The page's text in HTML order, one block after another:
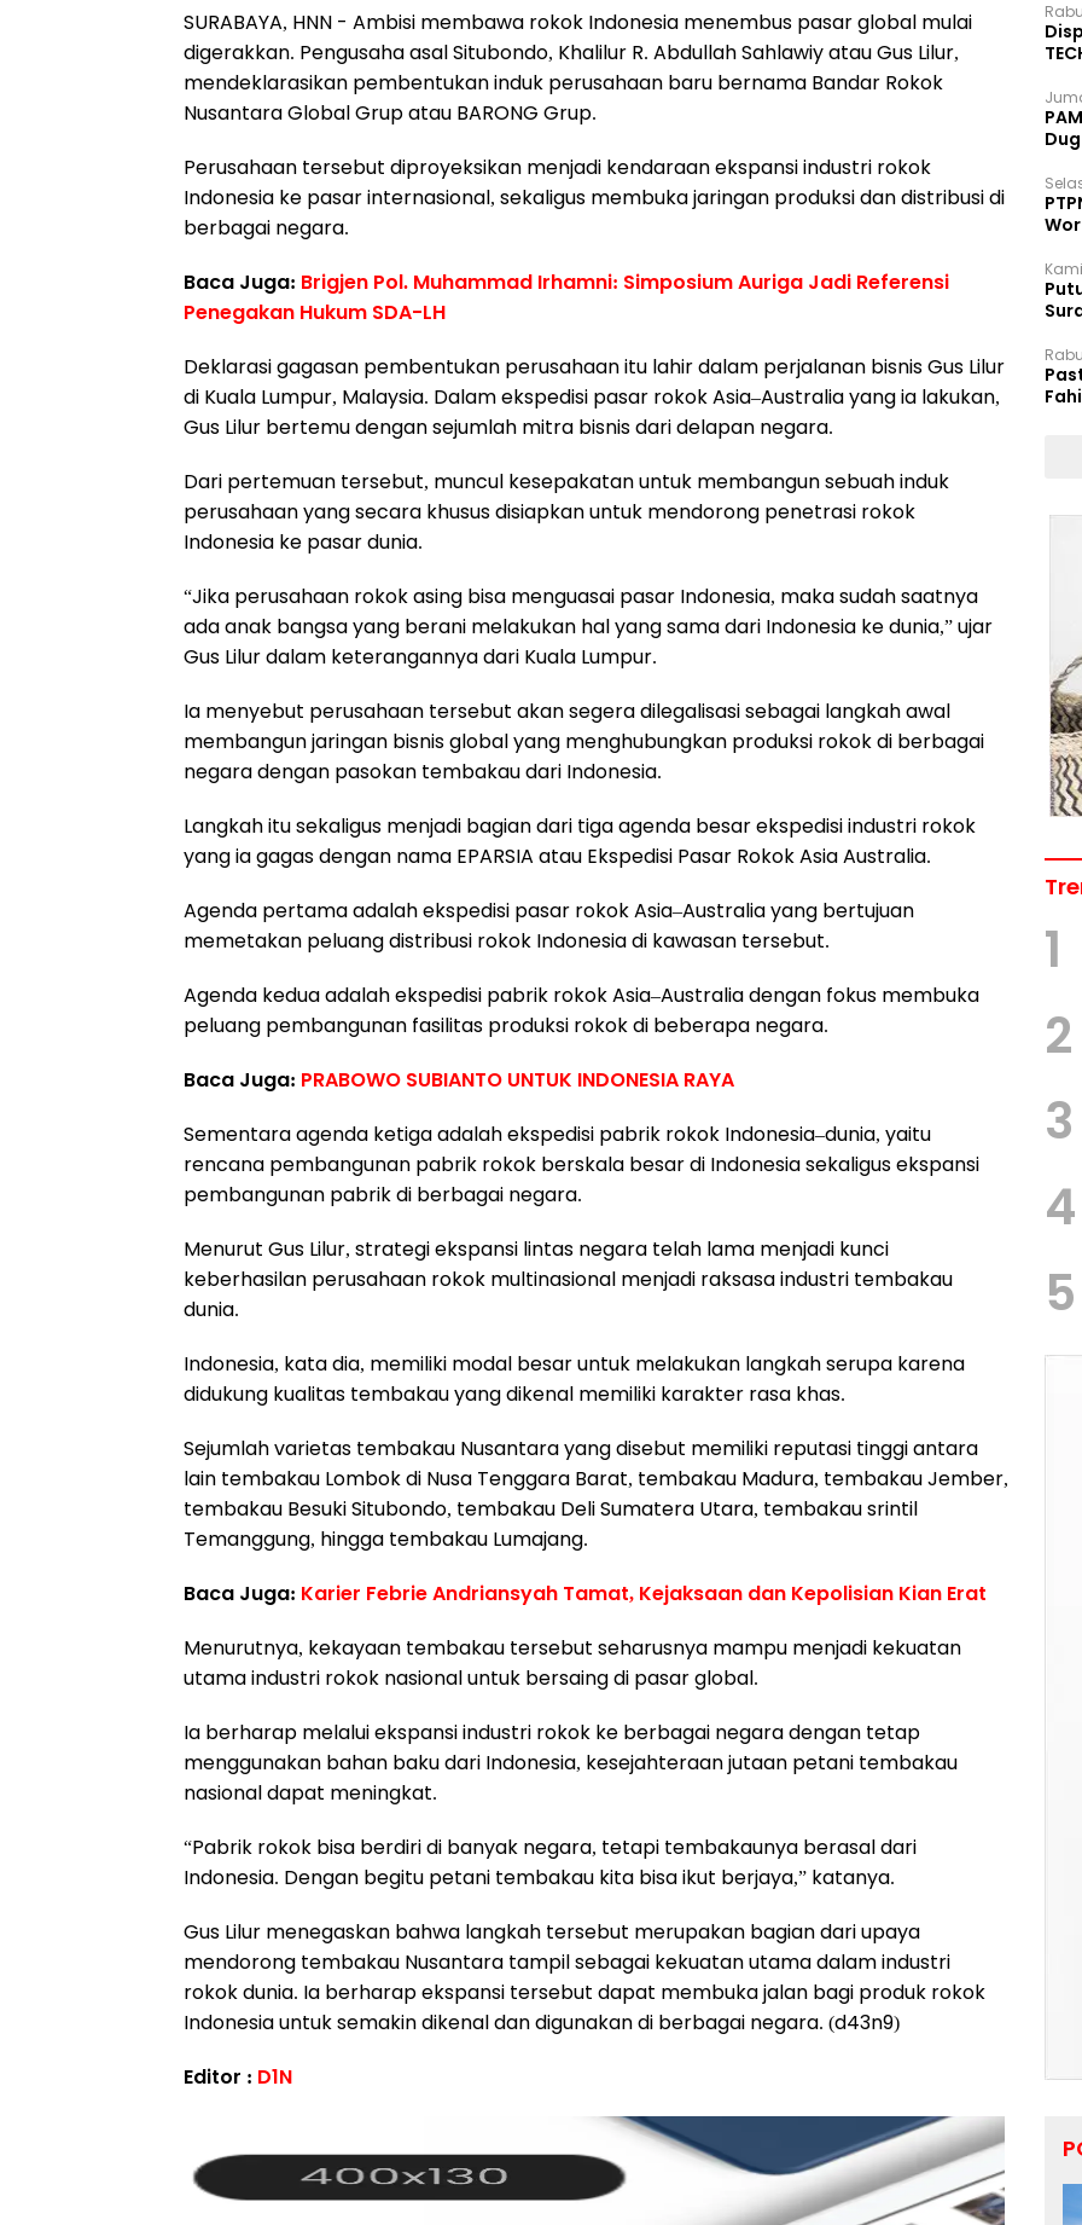
SURABAYA, HNN - Ambisi membawa rokok Indonesia menembus pasar global mulai
digerakkan. Pengusaha asal Situbondo, Khalilur R. Abdullah Sahlawiy atau Gus Lilur,
mendeklarasikan pembentukan induk perusahaan baru bernama Bandar Rokok
Nusantara Global Grup atau BARONG Grup.
Perusahaan tersebut diproyeksikan menjadi kendaraan ekspansi industri rokok
Indonesia ke pasar internasional, sekaligus membuka jaringan produksi dan distribusi di
berbagai negara.
Baca Juga: Brigjen Pol. Muhammad Irhamni: Simposium Auriga Jadi Referensi
Penegakan Hukum SDA-LH
Deklarasi gagasan pembentukan perusahaan itu lahir dalam perjalanan bisnis Gus Lilur
di Kuala Lumpur, Malaysia. Dalam ekspedisi pasar rokok Asia–Australia yang ia lakukan,
Gus Lilur bertemu dengan sejumlah mitra bisnis dari delapan negara.
Dari pertemuan tersebut, muncul kesepakatan untuk membangun sebuah induk
perusahaan yang secara khusus disiapkan untuk mendorong penetrasi rokok
Indonesia ke pasar dunia.
“Jika perusahaan rokok asing bisa menguasai pasar Indonesia, maka sudah saatnya
ada anak bangsa yang berani melakukan hal yang sama dari Indonesia ke dunia,” ujar
Gus Lilur dalam keterangannya dari Kuala Lumpur.
Ia menyebut perusahaan tersebut akan segera dilegalisasi sebagai langkah awal
membangun jaringan bisnis global yang menghubungkan produksi rokok di berbagai
negara dengan pasokan tembakau dari Indonesia.
Langkah itu sekaligus menjadi bagian dari tiga agenda besar ekspedisi industri rokok
yang ia gagas dengan nama EPARSIA atau Ekspedisi Pasar Rokok Asia Australia.
Agenda pertama adalah ekspedisi pasar rokok Asia–Australia yang bertujuan
memetakan peluang distribusi rokok Indonesia di kawasan tersebut.
Agenda kedua adalah ekspedisi pabrik rokok Asia–Australia dengan fokus membuka
peluang pembangunan fasilitas produksi rokok di beberapa negara.
Baca Juga: PRABOWO SUBIANTO UNTUK INDONESIA RAYA
Sementara agenda ketiga adalah ekspedisi pabrik rokok Indonesia–dunia, yaitu
rencana pembangunan pabrik rokok berskala besar di Indonesia sekaligus ekspansi
pembangunan pabrik di berbagai negara.
Menurut Gus Lilur, strategi ekspansi lintas negara telah lama menjadi kunci
keberhasilan perusahaan rokok multinasional menjadi raksasa industri tembakau
dunia.
Indonesia, kata dia, memiliki modal besar untuk melakukan langkah serupa karena
didukung kualitas tembakau yang dikenal memiliki karakter rasa khas.
Sejumlah varietas tembakau Nusantara yang disebut memiliki reputasi tinggi antara
lain tembakau Lombok di Nusa Tenggara Barat, tembakau Madura, tembakau Jember,
tembakau Besuki Situbondo, tembakau Deli Sumatera Utara, tembakau srintil
Temanggung, hingga tembakau Lumajang.
Baca Juga: Karier Febrie Andriansyah Tamat, Kejaksaan dan Kepolisian Kian Erat
Menurutnya, kekayaan tembakau tersebut seharusnya mampu menjadi kekuatan
utama industri rokok nasional untuk bersaing di pasar global.
Ia berharap melalui ekspansi industri rokok ke berbagai negara dengan tetap
menggunakan bahan baku dari Indonesia, kesejahteraan jutaan petani tembakau
nasional dapat meningkat.
“Pabrik rokok bisa berdiri di banyak negara, tetapi tembakaunya berasal dari
Indonesia. Dengan begitu petani tembakau kita bisa ikut berjaya,” katanya.
Gus Lilur menegaskan bahwa langkah tersebut merupakan bagian dari upaya
mendorong tembakau Nusantara tampil sebagai kekuatan utama dalam industri
rokok dunia. Ia berharap ekspansi tersebut dapat membuka jalan bagi produk rokok
Indonesia untuk semakin dikenal dan digunakan di berbagai negara. (d43n9)
Editor : D1N
1
2
3
4
5